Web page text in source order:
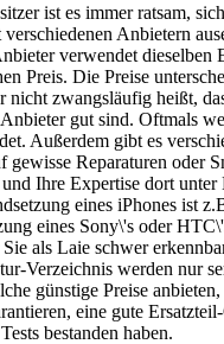
ist es immer ratsam,
Anbietern
verwendet dieselben
Preis. Die Preise
nicht zwangsläufig heißt,
gut sind. Oftmals
Außerdem gibt es
gewisse Reparaturen oder
Ihre Expertise dort unter
eines iPhones ist
eines Sony\'s oder
als Laie schwer
Verzeichnis werden nur
günstige Preise
eine gute
bestanden haben.